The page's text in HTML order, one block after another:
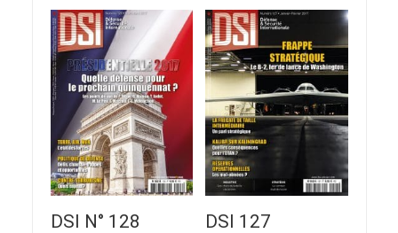
DSI N° 128 DSI 127